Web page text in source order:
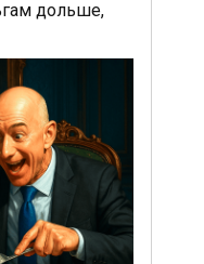
дольше,